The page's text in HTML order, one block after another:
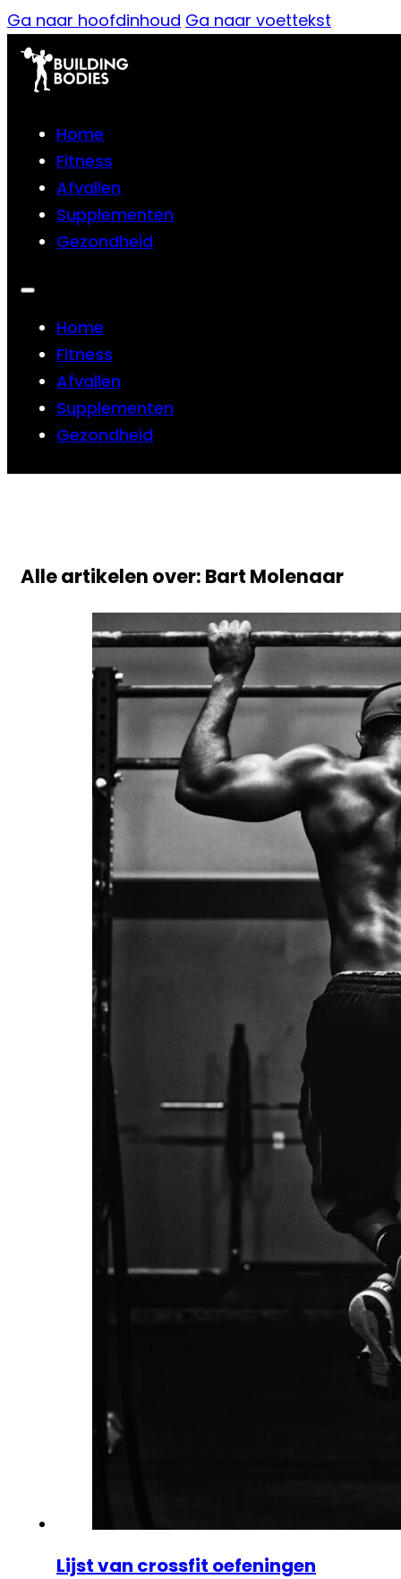
Ga naar hoofdinhoud Ga naar voettekst
Home
Fitness
Afvallen
Supplementen
Gezondheid
Home
Fitness
Afvallen
Supplementen
Gezondheid
Alle artikelen over: Bart Molenaar
Lijst van crossfit oefeningen